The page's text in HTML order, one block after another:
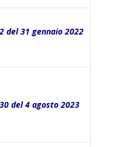
del 31 gennaio 2022
del 4 agosto 2023